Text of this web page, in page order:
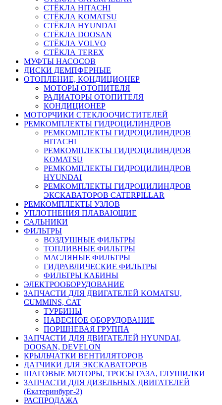
СТЁКЛА HITACHI
СТЁКЛА KOMATSU
СТЁКЛА HYUNDAI
СТЁКЛА DOOSAN
СТЁКЛА VOLVO
СТЁКЛА TEREX
МУФТЫ НАСОСОВ
ДИСКИ ДЕМПФЕРНЫЕ
ОТОПЛЕНИЕ, КОНДИЦИОНЕР
МОТОРЫ ОТОПИТЕЛЯ
РАДИАТОРЫ ОТОПИТЕЛЯ
КОНДИЦИОНЕР
МОТОРЧИКИ СТЕКЛООЧИСТИТЕЛЕЙ
РЕМКОМПЛЕКТЫ ГИДРОЦИЛИНДРОВ
РЕМКОМПЛЕКТЫ ГИДРОЦИЛИНДРОВ
HITACHI
РЕМКОМПЛЕКТЫ ГИДРОЦИЛИНДРОВ
KOMATSU
РЕМКОМПЛЕКТЫ ГИДРОЦИЛИНДРОВ
HYUNDAI
РЕМКОМПЛЕКТЫ ГИДРОЦИЛИНДРОВ
ЭКСКАВАТОРОВ CATERPILLAR
РЕМКОМПЛЕКТЫ УЗЛОВ
УПЛОТНЕНИЯ ПЛАВАЮЩИЕ
САЛЬНИКИ
ФИЛЬТРЫ
ВОЗДУШНЫЕ ФИЛЬТРЫ
ТОПЛИВНЫЕ ФИЛЬТРЫ
МАСЛЯНЫЕ ФИЛЬТРЫ
ГИДРАВЛИЧЕСКИЕ ФИЛЬТРЫ
ФИЛЬТРЫ КАБИНЫ
ЭЛЕКТРООБОРУДОВАНИЕ
ЗАПЧАСТИ ДЛЯ ДВИГАТЕЛЕЙ KOMATSU,
CUMMINS, CAT
ТУРБИНЫ
НАВЕСНОЕ ОБОРУДОВАНИЕ
ПОРШНЕВАЯ ГРУППА
ЗАПЧАСТИ ДЛЯ ДВИГАТЕЛЕЙ HYUNDAI,
DOOSAN, DEVELON
КРЫЛЬЧАТКИ ВЕНТИЛЯТОРОВ
ДАТЧИКИ ДЛЯ ЭКСКАВАТОРОВ
ШАГОВЫЕ МОТОРЫ, ТРОСЫ ГАЗА, ГЛУШИЛКИ
ЗАПЧАСТИ ДЛЯ ДИЗЕЛЬНЫХ ДВИГАТЕЛЕЙ
(Екатеринбург-2)
РАСПРОДАЖА